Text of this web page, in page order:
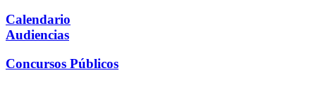
Calendario
Audiencias
Concursos Públicos